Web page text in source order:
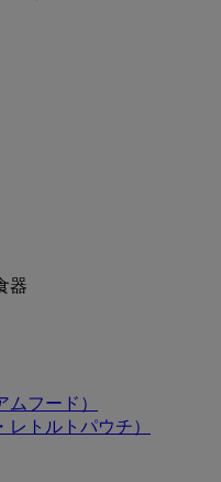
器
フード）
トルトパウチ）